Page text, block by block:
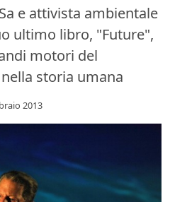
e attivista ambientale
ultimo libro, "Future",
motori del
storia umana
2013